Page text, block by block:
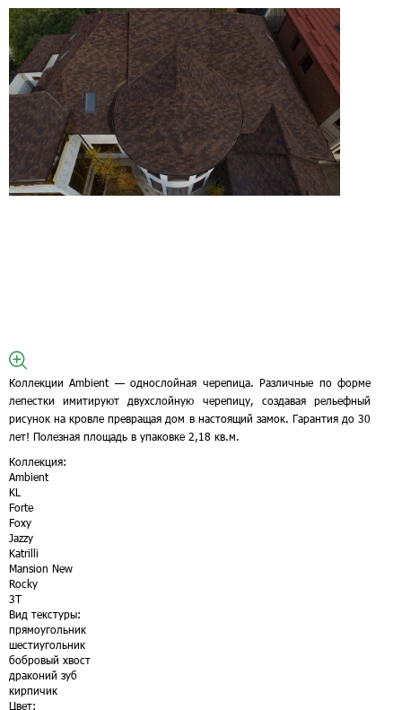
Коллекции Ambient — однослойная черепица. Различные по форме
лепестки имитируют двухслойную черепицу, создавая рельефный
рисунок на кровле превращая дом в настоящий замок. Гарантия до 30
лет! Полезная площадь в упаковке 2,18 кв.м.
Коллекция:
Ambient
KL
Forte
Foxy
Jazzy
Katrilli
Mansion New
Rocky
3Т
Вид текстуры:
прямоугольник
шестиугольник
бобровый хвост
драконий зуб
кирпичик
Цвет: